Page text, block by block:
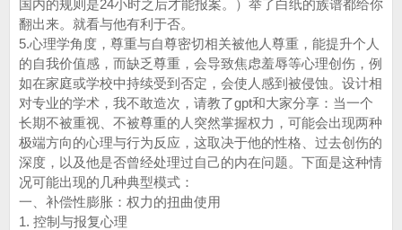
国内的规则是24小时之后才能报案。）举了白纸的族谱都给你
翻出来。就看与他有利于否。
5.心理学角度，尊重与自尊密切相关被他人尊重，能提升个人
的自我价值感，而缺乏尊重，会导致焦虑羞辱等心理创伤，例
如在家庭或学校中持续受到否定，会使人感到被侵蚀。设计相
对专业的学术，我不敢造次，请教了gpt和大家分享：当一个
长期不被重视、不被尊重的人突然掌握权力，可能会出现两种
极端方向的心理与行为反应，这取决于他的性格、过去创伤的
深度，以及他是否曾经处理过自己的内在问题。下面是这种情
况可能出现的几种典型模式：
一、补偿性膨胀：权力的扭曲使用
1. 控制与报复心理